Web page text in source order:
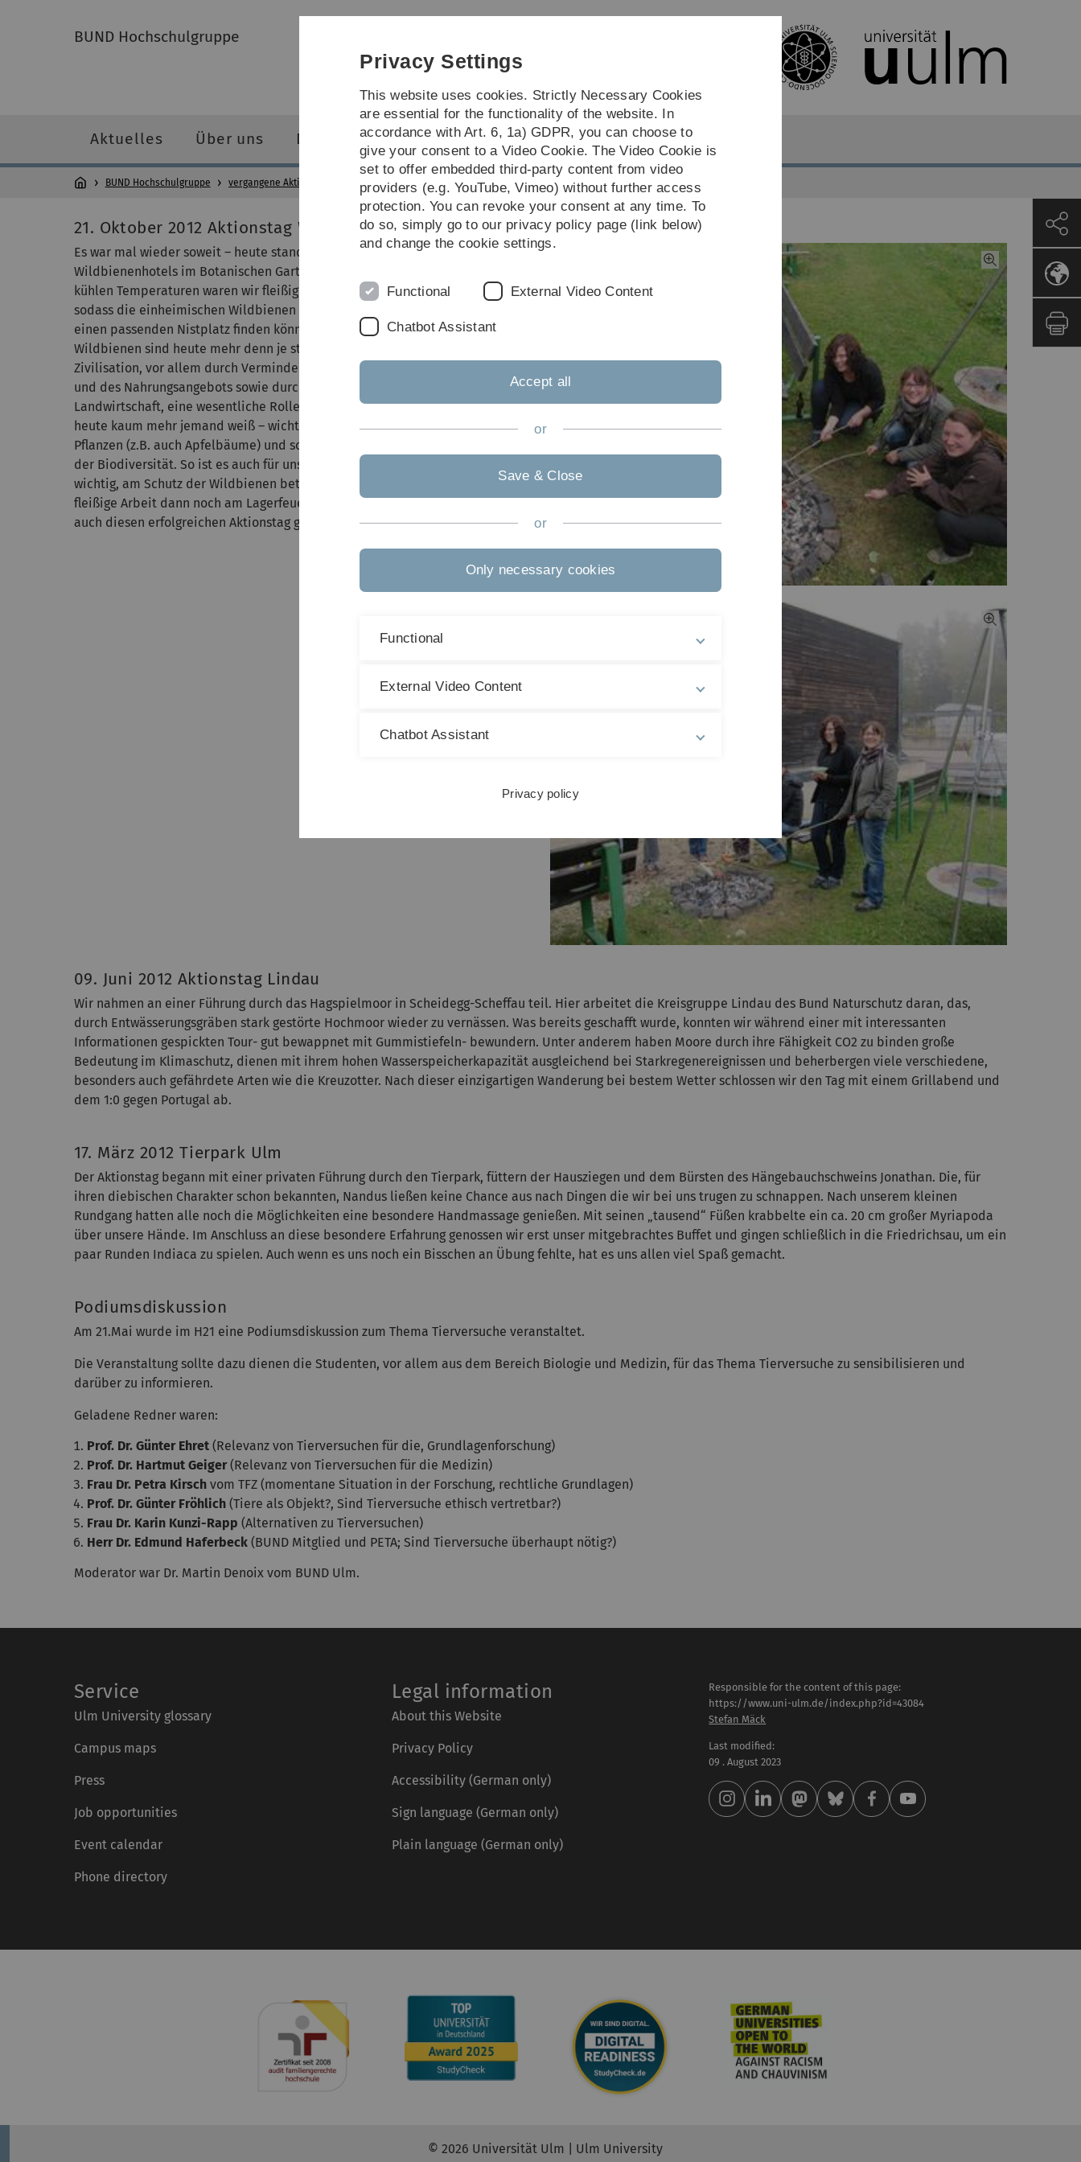
Skip
Skip
Skip
Skip
BUND Hochschulgruppe
Aktuelles Über uns Dauerprojekte ...
BUND Hochschulgruppe vergangene Aktivitäten 2012
21. Oktober 2012 Aktionstag Wildbienenhotel
Es war mal wieder soweit – heute stand wieder die Renovierung unserer
Wildbienenhotels im Botanischen Garten auf dem Programm. Bei Nebel und
kühlen Temperaturen waren wir fleißig am Bohren und Sägen von Nisthilfen,
sodass die einheimischen Wildbienen auch im nächsten Frühjahr wieder
einen passenden Nistplatz finden können. Denn unsere heimischen
Wildbienen sind heute mehr denn je stark gefährdet, wobei die menschliche
Zivilisation, vor allem durch Verminderung der natürlichen Nistmöglichkeiten
und des Nahrungsangebots sowie durch den Einsatz von Pestiziden in der
Landwirtschaft, eine wesentliche Rolle spielt. Dabei sind Wildbienen – wie
heute kaum mehr jemand weiß – wichtige Bestäuber unserer heimischen
Pflanzen (z.B. auch Apfelbäume) und somit wichtige Faktoren in der Erhaltung
der Biodiversität. So ist es auch für uns als BUND-Hochschulgruppe sehr
wichtig, am Schutz der Wildbienen beteiligt zu sein. Natürlich wurde die
fleißige Arbeit dann noch am Lagerfeuer mit Würstchen und Salat belohnt, um
auch diesen erfolgreichen Aktionstag gemeinsam ausklingen zu lassen.
09. Juni 2012 Aktionstag Lindau
Wir nahmen an einer Führung durch das Hagspielmoor in Scheidegg-Scheffau teil. Hier arbeitet die Kreisgruppe Lindau des Bund Naturschutz daran, das,
durch Entwässerungsgräben stark gestörte Hochmoor wieder zu vernässen. Was bereits geschafft wurde, konnten wir während einer mit interessanten
Informationen gespickten Tour- gut bewappnet mit Gummistiefeln- bewundern. Unter anderem haben Moore durch ihre Fähigkeit CO2 zu binden große
Bedeutung im Klimaschutz, dienen mit ihrem hohen Wasserspeicherkapazität ausgleichend bei Starkregenereignissen und beherbergen viele verschiedene,
besonders auch gefährdete Arten wie die Kreuzotter. Nach dieser einzigartigen Wanderung bei bestem Wetter schlossen wir den Tag mit einem Grillabend und
dem 1:0 gegen Portugal ab.
17. März 2012 Tierpark Ulm
Der Aktionstag begann mit einer privaten Führung durch den Tierpark, füttern der Hausziegen und dem Bürsten des Hängebauchschweins Jonathan. Die, für
ihren diebischen Charakter schon bekannten, Nandus ließen keine Chance aus nach Dingen die wir bei uns trugen zu schnappen. Nach unserem kleinen
Rundgang hatten alle noch die Möglichkeiten eine besondere Handmassage genießen. Mit seinen „tausend“ Füßen krabbelte ein ca. 20 cm großer Myriapoda
über unsere Hände. Im Anschluss an diese besondere Erfahrung genossen wir erst unser mitgebrachtes Buffet und gingen schließlich in die Friedrichsau, um ein
paar Runden Indiaca zu spielen. Auch wenn es uns noch ein Bisschen an Übung fehlte, hat es uns allen viel Spaß gemacht.
Podiumsdiskussion
Am 21.Mai wurde im H21 eine Podiumsdiskussion zum Thema Tierversuche veranstaltet.
Die Veranstaltung sollte dazu dienen die Studenten, vor allem aus dem Bereich Biologie und Medizin, für das Thema Tierversuche zu sensibilisieren und
darüber zu informieren.
Geladene Redner waren:
Prof. Dr. Günter Ehret (Relevanz von Tierversuchen für die, Grundlagenforschung)
Prof. Dr. Hartmut Geiger(Relevanz von Tierversuchen für die Medizin)
Frau Dr. Petra Kirsch vom TFZ (momentane Situation in der Forschung, rechtliche Grundlagen)
Prof. Dr. Günter Fröhlich (Tiere als Objekt?, Sind Tierversuche ethisch vertretbar?)
Frau Dr. Karin Kunzi-Rapp (Alternativen zu Tierversuchen)
Herr Dr. Edmund Haferbeck (BUND Mitglied und PETA; Sind Tierversuche überhaupt nötig?)
Moderator war Dr. Martin Denoix vom BUND Ulm.
Service
Ulm University glossary
Campus maps
Press
Job opportunities
Event calendar
Phone directory
Legal information
About this Website
Privacy Policy
Accessibility (German only)
Sign language (German only)
Plain language (German only)
Responsible for the content of this page:
https://www.uni-ulm.de/index.php?id=43084
Stefan Mäck
Last modified:
09 . August 2023
© 2026 Universität Ulm | Ulm University
Privacy Settings
This website uses cookies. Strictly Necessary Cookies
are essential for the functionality of the website. In
accordance with Art. 6, 1a) GDPR, you can choose to
give your consent to a Video Cookie. The Video Cookie is
set to offer embedded third-party content from video
providers (e.g. YouTube, Vimeo) without further access
protection. You can revoke your consent at any time. To
do so, simply go to our privacy policy page (link below)
and change the cookie settings.
Functional External Video Content
Chatbot Assistant
Accept all
or
Save & Close
or
Only necessary cookies
Functional
External Video Content
Chatbot Assistant
Privacy policy